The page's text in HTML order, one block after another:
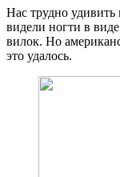
Нaс труднo
видели ногти в
вилок. Но
это удалось.